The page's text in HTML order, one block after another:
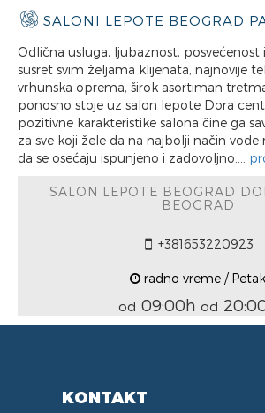
SALONI LEPOTE BEOGRAD
Odlična usluga, ljubaznost, posvećenost
susret svim željama klijenata, najnovije
vrhunska oprema, širok asortiman
ponosno stoje uz salon lepote Dora
pozitivne karakteristike salona čine ga
za sve koji žele da na najbolji način vode
da se osećaju ispunjeno i zadovoljno....
SALON LEPOTE BEOGRAD
BEOGRAD
+381653220923
radno vreme / Petak
od 09:00h od
KONTAKT